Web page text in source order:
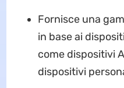
Fornisce una
in base ai
come dispositivi
dispositivi